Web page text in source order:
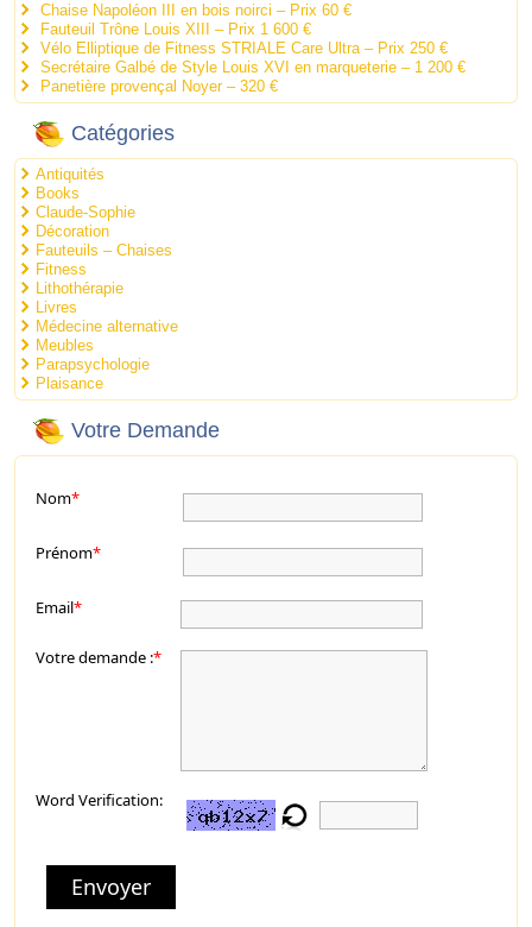
Chaise Napoléon III en bois noirci – Prix 60 €
Fauteuil Trône Louis XIII – Prix 1 600 €
Vélo Elliptique de Fitness STRIALE Care Ultra – Prix 250 €
Secrétaire Galbé de Style Louis XVI en marqueterie – 1 200 €
Panetière provençal Noyer – 320 €
Catégories
Antiquités
Books
Claude-Sophie
Décoration
Fauteuils – Chaises
Fitness
Lithothérapie
Livres
Médecine alternative
Meubles
Parapsychologie
Plaisance
Votre Demande
Nom*
Prénom*
Email*
Votre demande :*
Word Verification:
Envoyer